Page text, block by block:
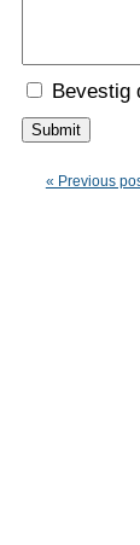
Bevestig
« Previous